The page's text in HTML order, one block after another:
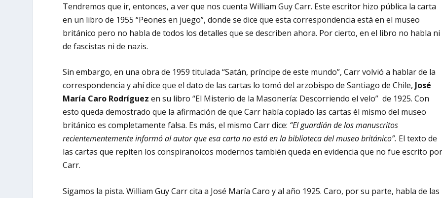
Tendremos que ir, entonces, a ver que nos cuenta William Guy Carr. Este escritor hizo pública la carta
en un libro de 1955 “Peones en juego”, donde se dice que esta correspondencia está en el museo
británico pero no habla de todos los detalles que se describen ahora. Por cierto, en el libro no habla ni
de fascistas ni de nazis.
Sin embargo, en una obra de 1959 titulada “Satán, príncipe de este mundo”, Carr volvió a hablar de la
correspondencia y ahí dice que el dato de las cartas lo tomó del arzobispo de Santiago de Chile, José
María Caro Rodríguez en su libro “El Misterio de la Masonería: Descorriendo el velo” de 1925. Con
esto queda demostrado que la afirmación de que Carr había copiado las cartas él mismo del museo
británico es completamente falsa. Es más, el mismo Carr dice: “El guardián de los manuscritos
recientementemente informó al autor que esa carta no está en la biblioteca del museo británico”. El texto de
las cartas que repiten los conspiranoicos modernos también queda en evidencia que no fue escrito
Carr.
Sigamos la pista. William Guy Carr cita a José María Caro y al año 1925. Caro, por su parte, habla de las